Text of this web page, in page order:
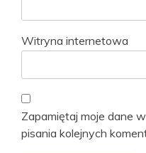
Witryna internetowa
Zapamiętaj moje dane
pisania kolejnych